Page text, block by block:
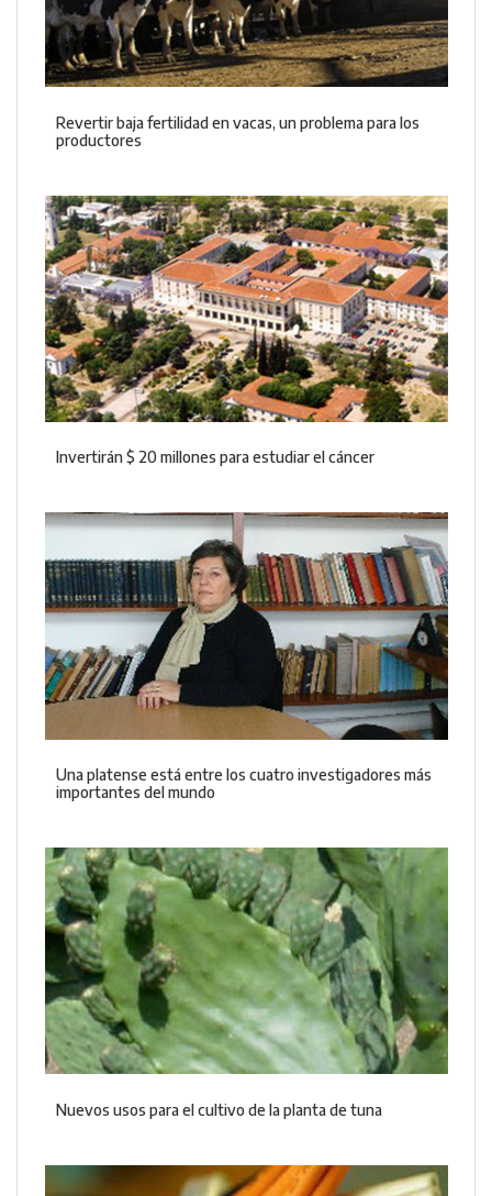
Revertir baja fertilidad en vacas, un problema para los
productores
Invertirán $ 20 millones para estudiar el cáncer
Una platense está entre los cuatro investigadores más
importantes del mundo
Nuevos usos para el cultivo de la planta de tuna